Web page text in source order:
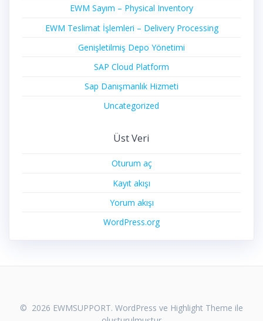
EWM Sayım – Physical Inventory
EWM Teslimat İşlemleri – Delivery Processing
Genişletilmiş Depo Yönetimi
SAP Cloud Platform
Sap Danışmanlık Hizmeti
Uncategorized
Üst Veri
Oturum aç
Kayıt akışı
Yorum akışı
WordPress.org
© 2026 EWMSUPPORT. WordPress ve Highlight Theme ile